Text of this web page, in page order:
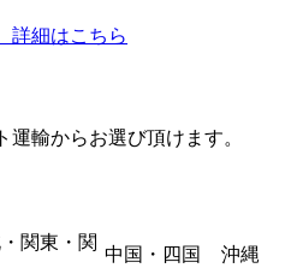
詳細はこちら
輸からお選び頂けます。
関東・関
中国・四国 沖縄